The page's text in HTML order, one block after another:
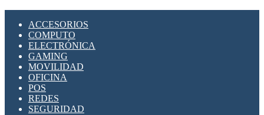
SUPRESOR DE TRANSIENTES SPDS PARA
APLICACIONES FOTOVOLTAICAS
ACCESORIOS
COMPUTO
ELECTRÓNICA
GAMING
MOVILIDAD
OFICINA
POS
REDES
SEGURIDAD